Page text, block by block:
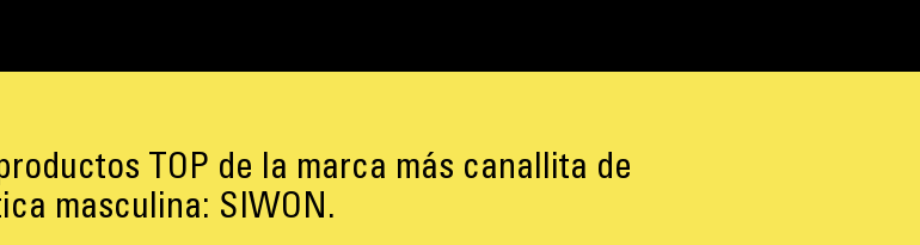
TOP de la marca más canallita de
masculina: SIWON.